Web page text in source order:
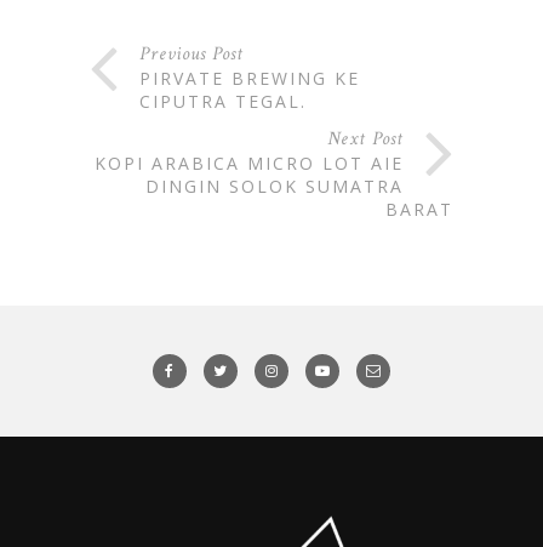
Previous Post
PIRVATE BREWING KE
CIPUTRA TEGAL.
Next Post
KOPI ARABICA MICRO LOT AIE
DINGIN SOLOK SUMATRA
BARAT